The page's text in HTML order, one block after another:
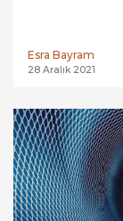
Esra Bayram
28 Aralık 2021